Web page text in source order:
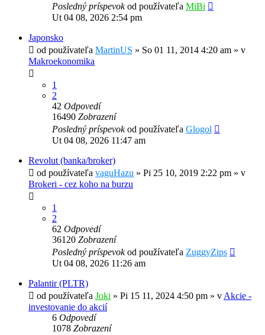
Posledný príspevokod používateľa MiBi
Ut 04 08, 2026 2:54 pm
Japonsko
od používateľa MartinUS » So 01 11, 2014 4:20 am » v
Makroekonomika
1
2
42 Odpovedí
16490 Zobrazení
Posledný príspevokod používateľa Glogol
Ut 04 08, 2026 11:47 am
Revolut (banka/broker)
od používateľa vaguHazu » Pi 25 10, 2019 2:22 pm » v
Brokeri - cez koho na burzu
1
2
62 Odpovedí
36120 Zobrazení
Posledný príspevokod používateľa ZuggyZips
Ut 04 08, 2026 11:26 am
Palantir (PLTR)
od používateľa Joki » Pi 15 11, 2024 4:50 pm » vAkcie -
investovanie do akcií
6 Odpovedí
1078 Zobrazení